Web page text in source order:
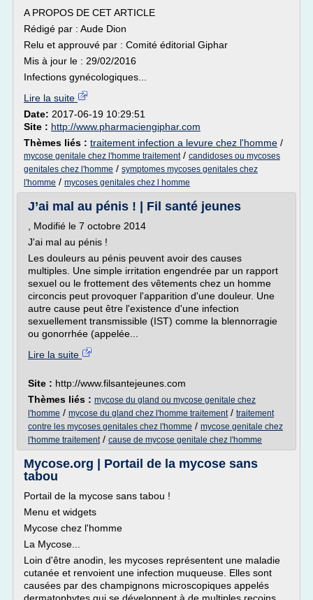
A PROPOS DE CET ARTICLE
Rédigé par : Aude Dion
Relu et approuvé par : Comité éditorial Giphar
Mis à jour le : 29/02/2016
Infections gynécologiques...
Lire la suite
Date: 2017-06-19 10:29:51
Site : http://www.pharmaciengiphar.com
Thèmes liés : traitement infection a levure chez l'homme /
mycose genitale chez l'homme traitement/ candidoses ou mycoses
genitales chez l'homme / symptomes mycoses genitales chez
l'homme / mycoses genitales chez l homme
J’ai mal au pénis ! | Fil santé jeunes
, Modifié le 7 octobre 2014
J'ai mal au pénis !
Les douleurs au pénis peuvent avoir des causes
multiples. Une simple irritation engendrée par un rapport
sexuel ou le frottement des vêtements chez un homme
circoncis peut provoquer l'apparition d'une douleur. Une
autre cause peut être l'existence d'une infection
sexuellement transmissible (IST) comme la blennorragie
ou gonorrhée (appelée...
Lire la suite
Site : http://www.filsantejeunes.com
Thèmes liés : mycose du gland ou mycose genitale chez
l'homme / mycose du gland chez l'homme traitement/ traitement
contre les mycoses genitales chez l'homme / mycose genitale chez
l'homme traitement/ cause de mycose genitale chez l'homme
Mycose.org | Portail de la mycose sans
tabou
Portail de la mycose sans tabou !
Menu et widgets
Mycose chez l'homme
La Mycose...
Loin d'être anodin, les mycoses représentent une maladie
cutanée et renvoient une infection muqueuse. Elles sont
causées par des champignons microscopiques appelés